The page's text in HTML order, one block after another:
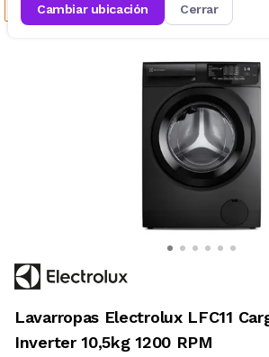
cambiar ubicación cerrar
Lavarropas Electrolux LFC11
Inverter 10,5kg 1200 RPM